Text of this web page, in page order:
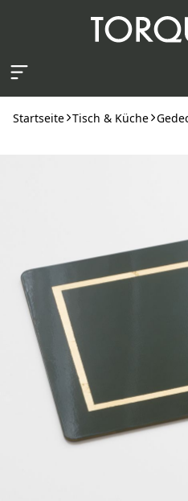
Startseite Tisch & Küche